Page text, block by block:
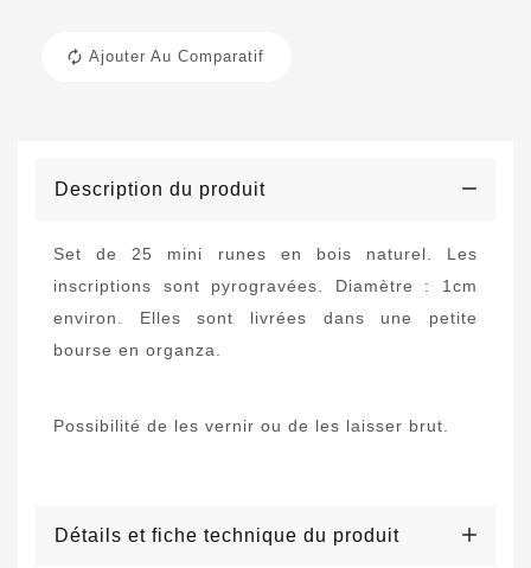
Ajouter Au Comparatif
Description du produit
Set de 25 mini runes en bois naturel. Les
inscriptions sont pyrogravées. Diamètre : 1cm
environ. Elles sont livrées dans une petite
bourse en organza.
Possibilité de les vernir ou de les laisser brut.
Détails et fiche technique du produit